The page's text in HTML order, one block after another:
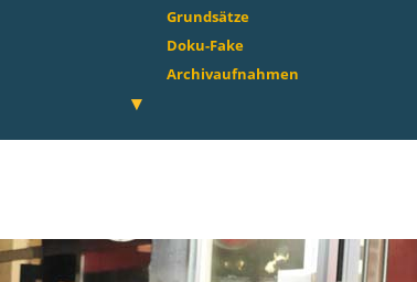
Grundsätze
Doku-Fake
Archivaufnahmen